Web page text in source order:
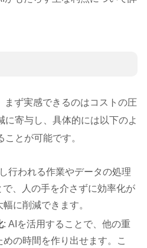
まず実感できるのはコストの圧
に寄与し、具体的には以下のよ
とが可能です。
行われる作業やデータの処理
、人の手を介さずに効率化が
に削減できます。
: AIを活用することで、他の重
の時間を作り出せます。こ